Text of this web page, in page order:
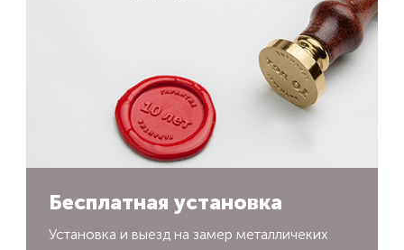
Бесплатная установка
Установка и выезд на замер металличеких